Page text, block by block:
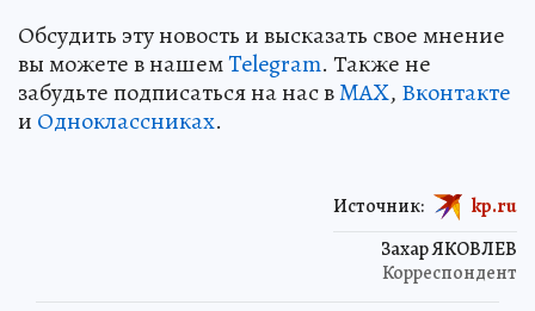
Обсудить эту новость и высказать свое мнение
вы можете в нашемTelegram. Также не
забудьте подписаться на нас вMAX, Вконтакте
и Одноклассниках.
Захар ЯКОВЛЕВ
Корреспондент
Источник: kp.ru